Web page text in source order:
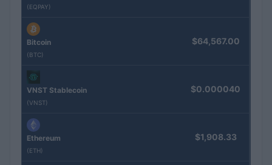
(EQPAY)
Bitcoin
(BTC)
$64,567.00
VNST Stablecoin
(VNST)
$0.000040
Ethereum
(ETH)
$1,908.33